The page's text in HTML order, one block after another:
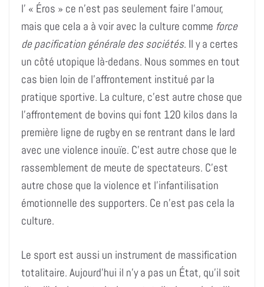
l’ « Éros » ce n’est pas seulement faire l’amour,
mais que cela a à voir avec la culture comme force
de pacification générale des sociétés. Il y a certes
un côté utopique là-dedans. Nous sommes en tout
cas bien loin de l’affrontement institué par la
pratique sportive. La culture, c’est autre chose que
l’affrontement de bovins qui font 120 kilos dans la
première ligne de rugby en se rentrant dans le lard
avec une violence inouïe. C’est autre chose que le
rassemblement de meute de spectateurs. C’est
autre chose que la violence et l’infantilisation
émotionnelle des supporters. Ce n’est pas cela la
culture.
Le sport est aussi un instrument de massification
totalitaire. Aujourd’hui il n’y a pas un État, qu’il soit